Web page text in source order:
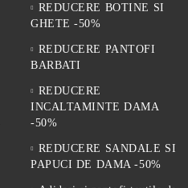
REDUCERE BOTINE SI
GHETE -50%
REDUCERE PANTOFI
BARBATI
REDUCERE
INCALTAMINTE DAMA
-50%
REDUCERE SANDALE SI
PAPUCI DE DAMA -50%